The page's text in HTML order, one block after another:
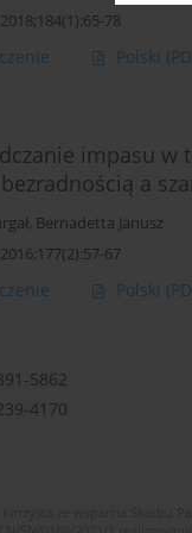
78
Polski
impasu w
a
, Bernadetta Janusz
67
Polski
5862
4170